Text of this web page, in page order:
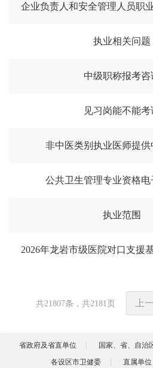
执业相关问题
中级职称报考咨
见习岗能不能考
非中医类别执业医师提供
公共卫生管理专业资格电
执业范围
共21807条，共2181 页 上
省政府及省直单位
国家、省、自治
各设区市卫健委
直属单位